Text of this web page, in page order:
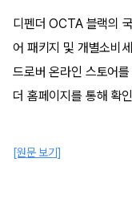
디펜더 OCTA 블랙의
어 패키지 및 개별소비
드로버 온라인 스토어
더 홈페이지를 통해 확
[원문 보기]